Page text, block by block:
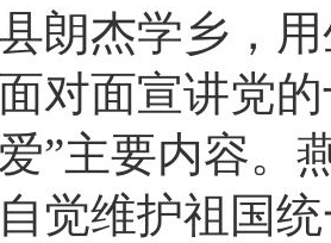
朗杰学乡，
对面宣讲党
”主要内容。
觉维护祖国